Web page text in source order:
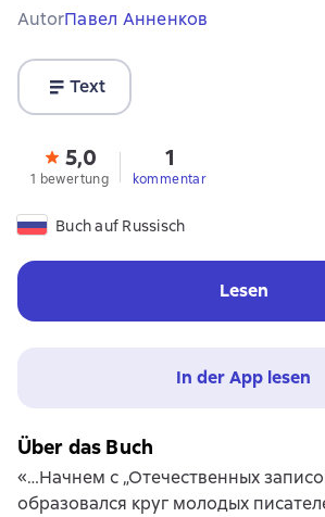
AutorПавел Анненков
Text
5,0
1 bewertung
1
kommentar
Buch auf Russisch
Lesen
In der App lesen
Über das Buch
«…Начнем с „Отечественных
образовался круг молодых